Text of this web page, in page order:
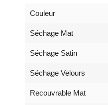
Couleur
Séchage Mat
Séchage Satin
Séchage Velours
Recouvrable Mat